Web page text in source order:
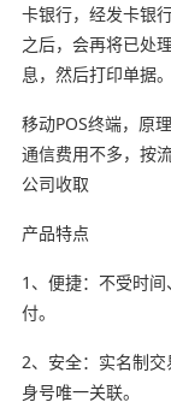
卡银行，经发卡银
之后，会再将已处
息，然后打印单据。
移动POS终端，原
通信费用不多，按
公司收取
产品特点
1、便捷：不受时
付。
2、安全：实名制
身号唯一关联。